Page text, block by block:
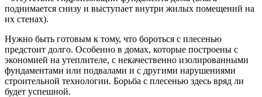
поднимается снизу и выступает внутри жилых помещений на
их стенах).
Нужно быть готовым к тому, что бороться с плесенью
предстоит долго. Особенно в домах, которые построены с
экономией на утеплителе, с некачественно изолированными
фундаментами или подвалами и с другими нарушениями
строительной технологии. Борьба с плесенью здесь вряд ли
будет успешной.